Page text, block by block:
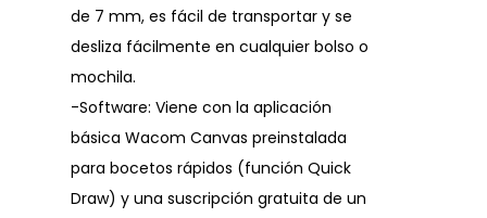
de 7 mm, es fácil de transportar y se
desliza fácilmente en cualquier bolso o
mochila.
-Software: Viene con la aplicación
básica Wacom Canvas preinstalada
para bocetos rápidos (función Quick
Draw) y una suscripción gratuita de un